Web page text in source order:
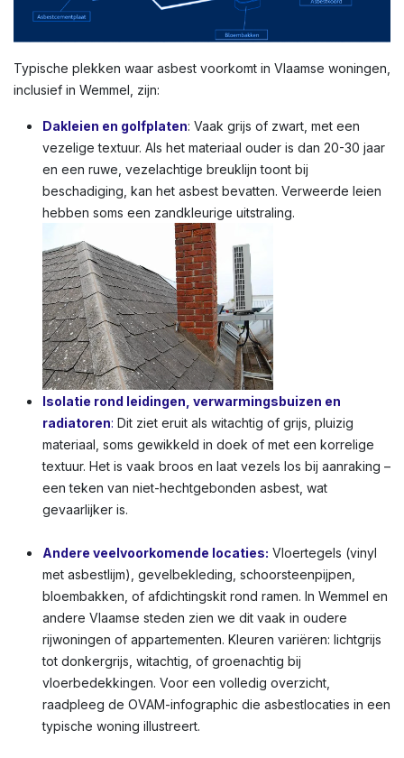
Typische plekken waar asbest voorkomt in Vlaamse woningen,
inclusief in Wemmel, zijn:
Dakleien en golfplaten: Vaak grijs of zwart, met een
vezelige textuur. Als het materiaal ouder is dan 20-30 jaar
en een ruwe, vezelachtige breuklijn toont bij
beschadiging, kan het asbest bevatten. Verweerde leien
hebben soms een zandkleurige uitstraling.
Isolatie rond leidingen, verwarmingsbuizen en
radiatoren: Dit ziet eruit als witachtig of grijs, pluizig
materiaal, soms gewikkeld in doek of met een korrelige
textuur. Het is vaak broos en laat vezels los bij aanraking –
een teken van niet-hechtgebonden asbest, wat
gevaarlijker is.
Andere veelvoorkomende locaties:
Vloertegels (vinyl
met asbestlijm), gevelbekleding, schoorsteenpijpen,
bloembakken, of afdichtingskit rond ramen. In Wemmel en